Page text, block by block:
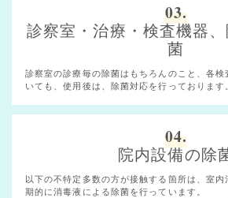
03.
診察室・治療・検査機器
菌
診察室の診療毎の除菌はもちろんのこと、各検
いても、使用後は、除菌対応を行っております。
04.
院内設備の除
以下の不特定多数の方が接触する箇所は、室内
期的に消毒液による除菌を行っています。